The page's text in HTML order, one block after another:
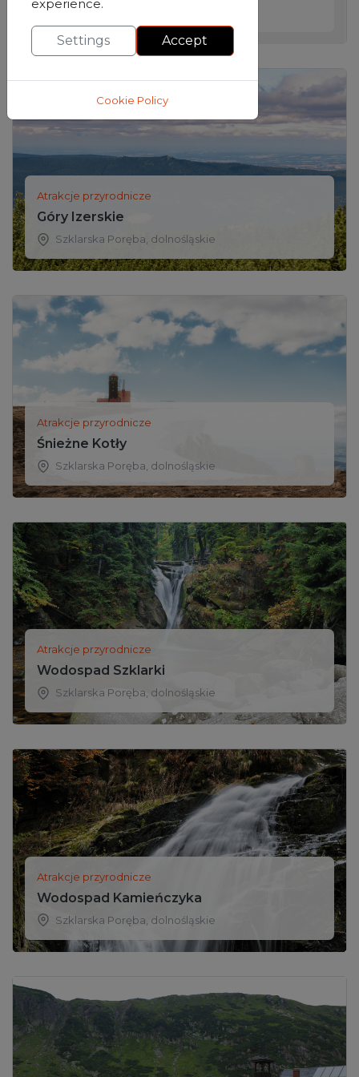
Jelenia Góra
Atrakcje przyrodnicze
Góry Izerskie
Szklarska Poręba dolnośląskie
Atrakcje przyrodnicze
Śnieżne Kotły
Szklarska Poręba dolnośląskie
Atrakcje przyrodnicze
Wodospad Szklarki
Szklarska Poręba, dolnośląskie
Atrakcje przyrodnicze
Wodospad Kamieńczyka
Szklarska Poręba dolnośląskie
experience.
Settings Accept
Cookie Policy